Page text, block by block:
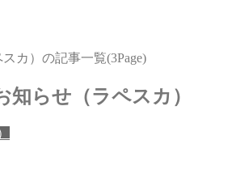
カ）の記事一覧(3Page)
知らせ（ラペスカ）